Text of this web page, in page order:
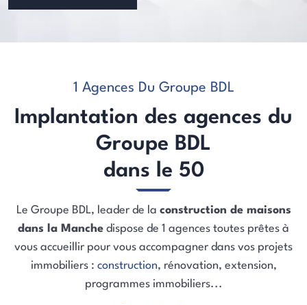
1 Agences Du Groupe BDL
Implantation des agences du
Groupe BDL
dans le 50
Le Groupe BDL, leader de la construction de maisons
dans la Manche dispose de 1 agences toutes prêtes à
vous accueillir pour vous accompagner dans vos projets
immobiliers : construction, rénovation, extension,
programmes immobiliers...